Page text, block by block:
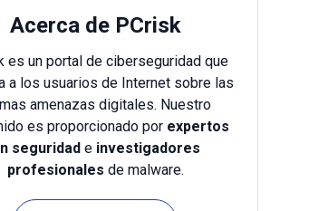
Acerca de PCrisk
es un portal de ciberseguridad que
a los usuarios de Internet sobre las
amenazas digitales. Nuestro
es proporcionado por expertos
seguridade investigadores
profesionales de malware.